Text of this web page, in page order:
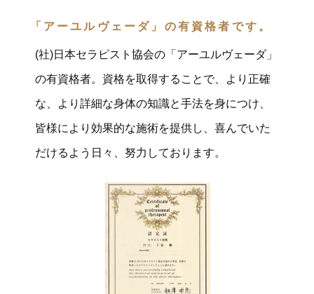
「アーユルヴェーダ」の有資格者です。
(社)日本セラピスト協会の「アーユルヴェーダ」
の有資格者。資格を取得することで、より正確
な、より詳細な身体の知識と手法を身につけ、
皆様により効果的な施術を提供し、喜んでいた
だけるよう日々、努力しております。